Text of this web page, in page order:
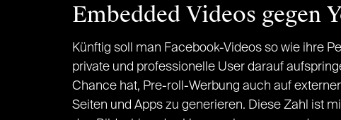
Embedded Videos gegen
Künftig soll man Facebook-Videos so wie ihre
private und professionelle User darauf
Chance hat, Pre-roll-Werbung auch auf
Seiten und Apps zu generieren. Diese Zahl ist